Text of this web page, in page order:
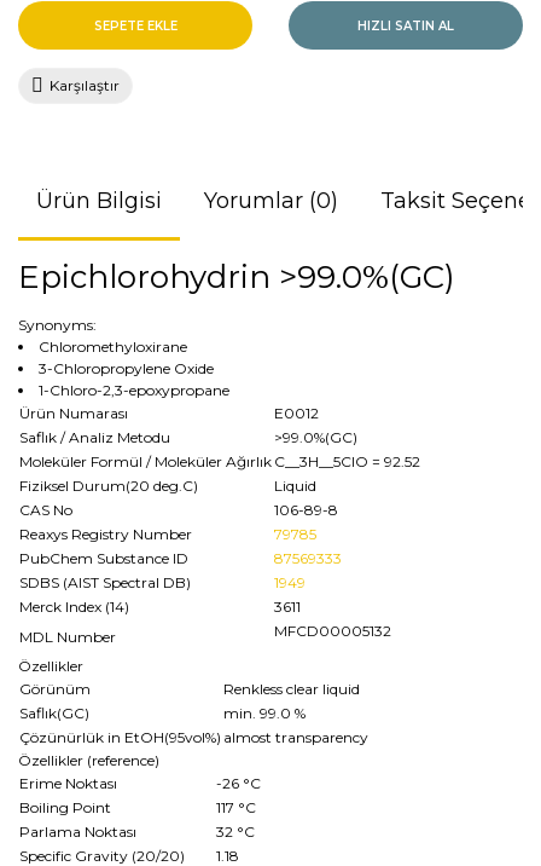
SEPETE EKLE HIZLI SATIN AL
Karşılaştır
Ürün Bilgisi Yorumlar (0) Taksit
Epichlorohydrin >99.0%(GC)
Synonyms:
Chloromethyloxirane
3-Chloropropylene Oxide
1-Chloro-2,3-epoxypropane
Ürün Numarası
E0012
Saflık / Analiz Metodu
>99.0%(GC)
Moleküler Formül / Moleküler Ağırlık C__3H__5ClO = 92.52
Fiziksel Durum(20 deg.C)
Liquid
CAS No
106-89-8
Reaxys Registry Number
79785
PubChem Substance ID
87569333
SDBS (AIST Spectral DB)
1949
Merck Index (14)
3611
MDL Number
MFCD00005132
Özellikler
Görünüm
Renkless clear liquid
Saflık(GC)
min. 99.0 %
Çözünürlük in EtOH(95vol%) almost transparency
Özellikler (reference)
Erime Noktası
-26 °C
Boiling Point
117 °C
Parlama Noktası
32 °C
Specific Gravity (20/20)
1.18